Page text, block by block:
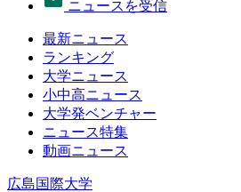
ニュースを受信
最新ニュース
ランキング
大学ニュース
小中高ニュース
大学発ベンチャー
ニュース特集
動画ニュース
広島国際大学